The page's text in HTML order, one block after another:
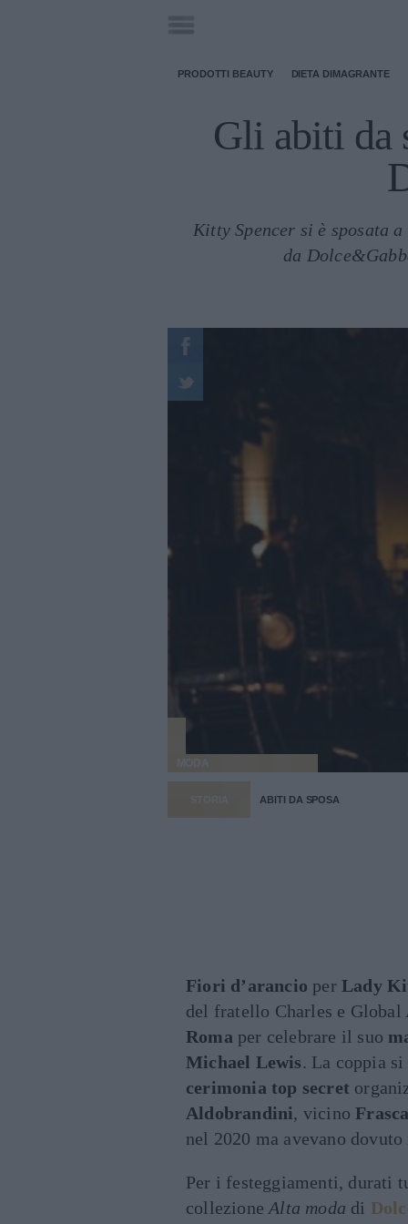
PRODOTTI BEAUTY DIETA DIMAGRANTE
Gli abiti da
Kitty Spencer si è sposata
da
MODA
STORIA ABITI DA SPOSA
Fiori d’arancio per Lady
del fratello Charles e
Roma per celebrare il suo
Michael Lewis. La coppia
cerimonia top secret
Aldobrandini, vicino
nel 2020 ma avevano
Per i festeggiamenti, durati
collezioneAlta moda di